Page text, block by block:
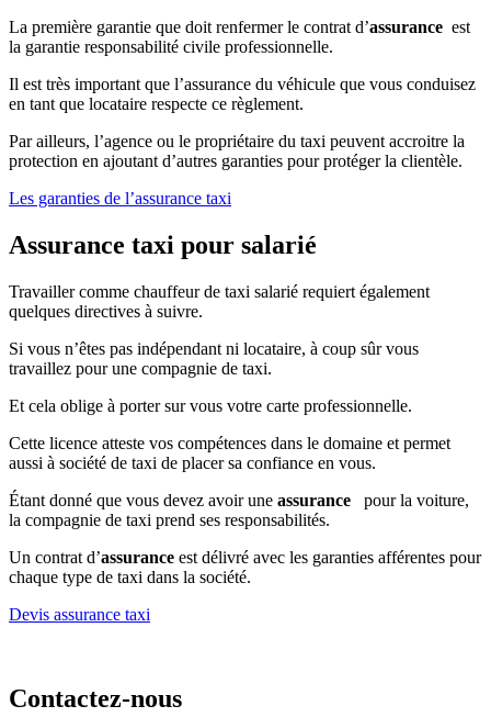
La première garantie que doit renfermer le contrat d’assurance est
la garantie responsabilité civile professionnelle.
Il est très important que l’assurance du véhicule que vous conduisez
en tant que locataire respecte ce règlement.
Par ailleurs, l’agence ou le propriétaire du taxi peuvent accroitre la
protection en ajoutant d’autres garanties pour protéger la clientèle.
Les garanties de l’assurance taxi
Assurance taxi pour salarié
Travailler comme chauffeur de taxi salarié requiert également
quelques directives à suivre.
Si vous n’êtes pas indépendant ni locataire, à coup sûr vous
travaillez pour une compagnie de taxi.
Et cela oblige à porter sur vous votre carte professionnelle.
Cette licence atteste vos compétences dans le domaine et permet
aussi à société de taxi de placer sa confiance en vous.
Étant donné que vous devez avoir une assurance
pour la voiture,
la compagnie de taxi prend ses responsabilités.
Un contrat d’assurance est délivré avec les garanties afférentes pour
chaque type de taxi dans la société.
Devis assurance taxi
Contactez-nous